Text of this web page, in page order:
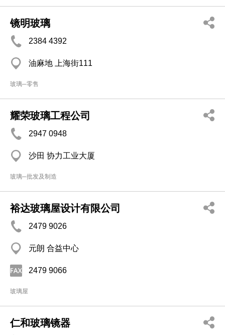
镜明玻璃
2384 4392
油麻地 上海街111
玻璃─零售
耀荣玻璃工程公司
2947 0948
沙田 协力工业大厦
玻璃─批发及制造
裕达玻璃屋设计有限公司
2479 9026
元朗 合益中心
2479 9066
玻璃屋
仁和玻璃镜器